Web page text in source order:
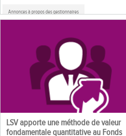
Annonces à propos des gestionnaires
LSV apporte une méthode de valeur
fondamentale quantitative au Fonds